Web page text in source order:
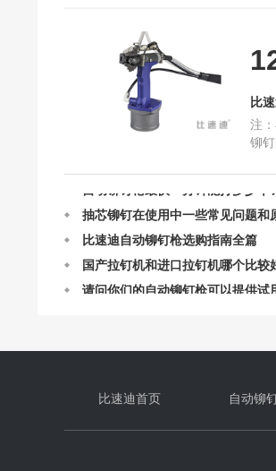
比
注
铆
是
定制比速迪自动铆钉枪需要我们提
比速迪自动铆钉枪常见问题解答
比速迪自动铆钉枪的结构及设计
抽芯铆钉在使用中一些常见问题和
比速迪自动铆钉枪选购指南全篇
国产拉钉机和进口拉钉机哪个比较好
请问你们的自动铆钉枪可以提供试
自动铆钉枪在连续工作的时候需要
自动铆钉枪订购流程
比速迪首页 自动铆